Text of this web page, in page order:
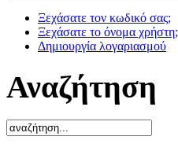
Ξεχάσατε τον κωδικό σας;
Ξεχάσατε το όνομα χρήστη;
Δημιουργία λογαριασμού
Αναζήτηση